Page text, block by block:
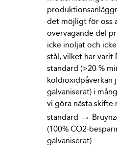
det möjligt för oss
övervägande del
icke inoljat och
stål, vilket har varit
standard (>20 %
koldioxidpåverkan
galvaniserat) i
vi göra nästa skifte
standard →
(100% CO2-
galvaniserat).